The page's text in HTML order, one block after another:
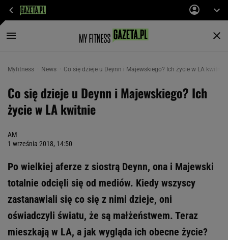
Myfitness News Co się dzieje u Deynn i Majewskiego? Ich życie w LA kwitnie
Co się dzieje u Deynn i Majewskiego? Ich
życie w LA kwitnie
AM
1 września 2018, 14:50
Po wielkiej aferze z siostrą Deynn, ona i Majewski
totalnie odcięli się od mediów. Kiedy wszyscy
zastanawiali się co się z nimi dzieje, oni
oświadczyli światu, że są małżeństwem. Teraz
mieszkają w LA, a jak wygląda ich obecne życie?